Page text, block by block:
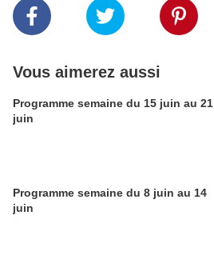
Vous aimerez aussi
Programme semaine du 15 juin au 21
juin
Programme semaine du 8 juin au 14
juin